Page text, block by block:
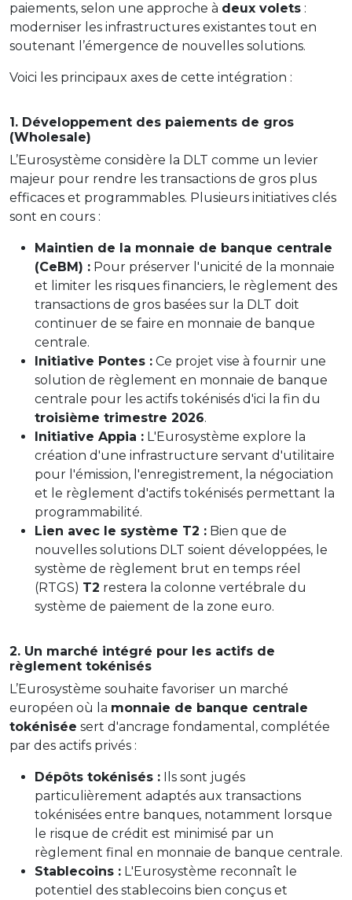
paiements, selon une approche à deux volets :
moderniser les infrastructures existantes tout en
soutenant l’émergence de nouvelles solutions.
Voici les principaux axes de cette intégration :
1. Développement des paiements de gros
(Wholesale)
L’Eurosystème considère la DLT comme un levier
majeur pour rendre les transactions de gros plus
efficaces et programmables. Plusieurs initiatives clés
sont en cours :
Maintien de la monnaie de banque centrale
(CeBM) : Pour préserver l'unicité de la monnaie
et limiter les risques financiers, le règlement des
transactions de gros basées sur la DLT doit
continuer de se faire en monnaie de banque
centrale.
Initiative Pontes : Ce projet vise à fournir une
solution de règlement en monnaie de banque
centrale pour les actifs tokénisés d'ici la fin du
troisième trimestre 2026.
Initiative Appia : L'Eurosystème explore la
création d'une infrastructure servant d'utilitaire
pour l'émission, l'enregistrement, la négociation
et le règlement d'actifs tokénisés permettant la
programmabilité.
Lien avec le système T2 : Bien que de
nouvelles solutions DLT soient développées, le
système de règlement brut en temps réel
(RTGS) T2 restera la colonne vertébrale du
système de paiement de la zone euro.
2. Un marché intégré pour les actifs de
règlement tokénisés
L’Eurosystème souhaite favoriser un marché
européen où la monnaie de banque centrale
tokénisée sert d'ancrage fondamental, complétée
par des actifs privés :
Dépôts tokénisés : Ils sont jugés
particulièrement adaptés aux transactions
tokénisées entre banques, notamment lorsque
le risque de crédit est minimisé par un
règlement final en monnaie de banque centrale.
Stablecoins : L'Eurosystème reconnaît le
potentiel des stablecoins bien conçus et